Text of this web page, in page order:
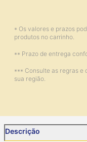
* Os valores e prazos
produtos no carrinho.
** Prazo de entrega
*** Consulte as regras e
sua região.
Descrição